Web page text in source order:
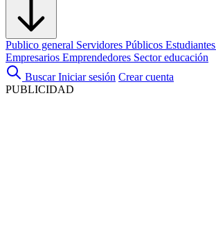
Publico general Servidores Públicos Estudiantes
Empresarios Emprendedores Sector educación
Buscar Iniciar sesión Crear cuenta
PUBLICIDAD